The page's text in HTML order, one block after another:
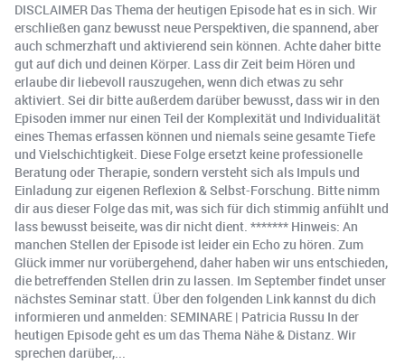
DISCLAIMER Das Thema der heutigen Episode hat es in sich. Wir
erschließen ganz bewusst neue Perspektiven, die spannend, aber
auch schmerzhaft und aktivierend sein können. Achte daher bitte
gut auf dich und deinen Körper. Lass dir Zeit beim Hören und
erlaube dir liebevoll rauszugehen, wenn dich etwas zu sehr
aktiviert. Sei dir bitte außerdem darüber bewusst, dass wir in den
Episoden immer nur einen Teil der Komplexität und Individualität
eines Themas erfassen können und niemals seine gesamte Tiefe
und Vielschichtigkeit. Diese Folge ersetzt keine professionelle
Beratung oder Therapie, sondern versteht sich als Impuls und
Einladung zur eigenen Reflexion & Selbst-Forschung. Bitte nimm
dir aus dieser Folge das mit, was sich für dich stimmig anfühlt und
lass bewusst beiseite, was dir nicht dient. ******* Hinweis: An
manchen Stellen der Episode ist leider ein Echo zu hören. Zum
Glück immer nur vorübergehend, daher haben wir uns entschieden,
die betreffenden Stellen drin zu lassen. Im September findet unser
nächstes Seminar statt. Über den folgenden Link kannst du dich
informieren und anmelden: SEMINARE | Patricia Russu In der
heutigen Episode geht es um das Thema Nähe & Distanz. Wir
sprechen darüber,...